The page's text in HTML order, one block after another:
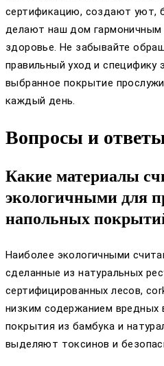
сертификацию, создают уют,
делают наш дом
здоровье. Не забывайте
правильный уход и специфику
выбранное покрытие
каждый день.
Вопросы и
Какие материалы
экологичными для
напольных
Наиболее экологичными
сделанные из натуральных
сертифицированных лесов,
низким содержанием вредных
покрытия из бамбука и
выделяют токсинов и